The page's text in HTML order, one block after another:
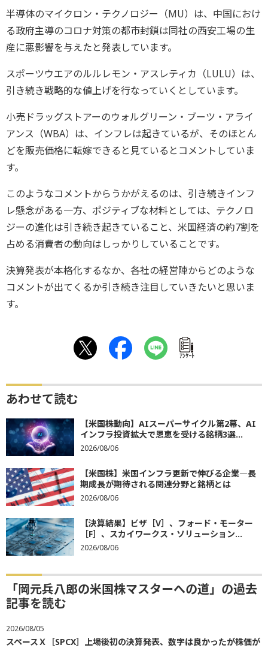
半導体のマイクロン・テクノロジー（MU）は、中国におけ
る政府主導のコロナ対策の都市封鎖は同社の西安工場の生
産に悪影響を与えたと発表しています。
スポーツウエアのルルレモン・アスレティカ（LULU）は、
引き続き戦略的な値上げを行なっていくとしています。
小売ドラッグストアーのウォルグリーン・ブーツ・アライ
アンス（WBA）は、インフレは起きているが、そのほとん
どを販売価格に転嫁できると見ているとコメントしていま
す。
このようなコメントからうかがえるのは、引き続きインフ
レ懸念がある一方、ポジティブな材料としては、テクノロ
ジーの進化は引き続き起きていること、米国経済の約7割を
占める消費者の動向はしっかりしていることです。
決算発表が本格化するなか、各社の経営陣からどのような
コメントが出てくるか引き続き注目していきたいと思いま
す。
ｱﾝｹｰﾄ
あわせて読む
【米国株動向】AIスーパーサイクル第2幕、AI
インフラ投資拡大で恩恵を受ける銘柄3選...
2026/08/06
【米国株】米国インフラ更新で伸びる企業―長
期成長が期待される関連分野と銘柄とは
2026/08/06
【決算結果】ビザ［V］、フォード・モーター
［F］、スカイワークス・ソリューション...
2026/08/06
「岡元兵八郎の米国株マスターへの道」の過去
記事を読む
2026/08/05
スペースＸ［SPCX］上場後初の決算発表、数字は良かったが株価が